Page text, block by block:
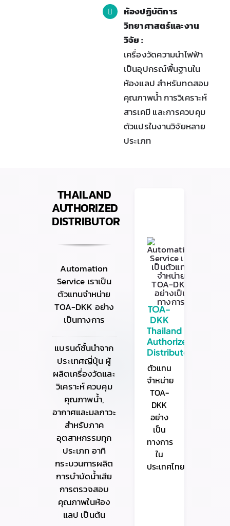
ห้องปฏิบัติการ
วิทยาศาสตร์และงาน
วิจัย :
เครื่องวัดความนำไฟฟ้า
เป็นอุปกรณ์พื้นฐานใน
ห้องแลป สำหรับทดสอบ
คุณภาพน้ำ การวิเคราะห์
สารเคมี และการควบคุม
ตัวแปรในงานวิจัยหลาย
ประเภท
THAILAND
AUTHORIZED
DISTRIBUTOR
Automation
Service เราเป็น
ตัวแทนจำหน่าย
TOA-DKK อย่าง
เป็นทางการ
แบรนด์ชั้นนำจาก
ประเทศญี่ปุ่น ผู้
ผลิตเครื่องวัดและ
วิเคราะห์ ควบคุม
คุณภาพน้ำ,
อากาศและมลภาวะ
สำหรับภาค
อุตสาหกรรมทุก
ประเภท อาทิ
กระบวนการผลิต
การบำบัดน้ำเสีย
การตรวจสอบ
คุณภาพในห้อง
แลป เป็นต้น
TOA-
DKK
Thailand
Authorized
Distributor
ตัวแทน
จำหน่าย
TOA-
DKK
อย่าง
เป็น
ทางการ
ใน
ประเทศไทย